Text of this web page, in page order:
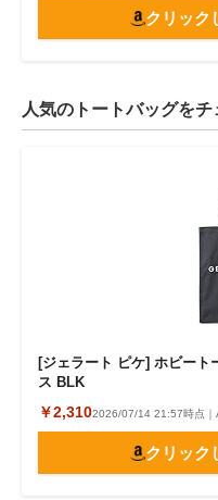
クリック
人気のトートバッグをチ
[ジェラート ピケ] ホビート
ス BLK
￥2,3102026/07/14 21:57時点｜
クリック